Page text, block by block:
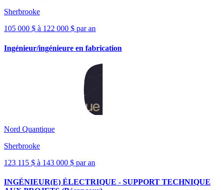
Sherbrooke
105 000 $ à 122 000 $ par an
Ingénieur/ingénieure en fabrication
Nord Quantique
Sherbrooke
123 115 $ à 143 000 $ par an
INGÉNIEUR(E) ÉLECTRIQUE - SUPPORT TECHNIQUE